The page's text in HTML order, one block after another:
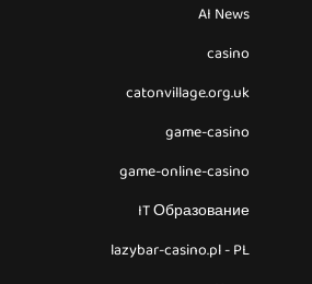
AI News
casino
catonvillage.org.uk
game-casino
game-online-casino
IT Образование
lazybar-casino.pl - PL